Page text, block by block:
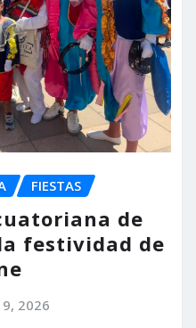
FIESTAS
de
festividad de
2026